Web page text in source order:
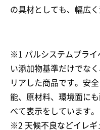
の具材としても、幅広く
※1 パルシステムプライ
い添加物基準だけでな
リアした商品です。安
能、原材料、環境面に
べて表示をしています。
※2 天候不良などイレギ